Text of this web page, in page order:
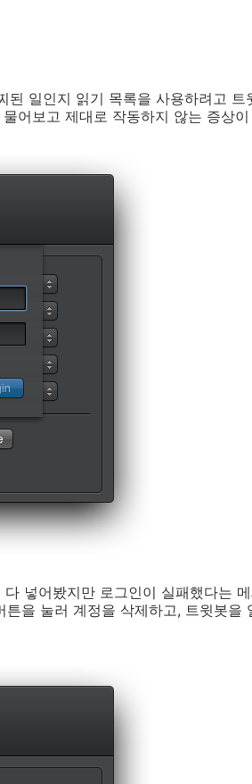
일인지 읽기 목록을 사용하려고 트
어보고 제대로 작동하지 않는 증상
넣어봤지만 로그인이 실패했다는
을 눌러 계정을 삭제하고, 트윗봇을